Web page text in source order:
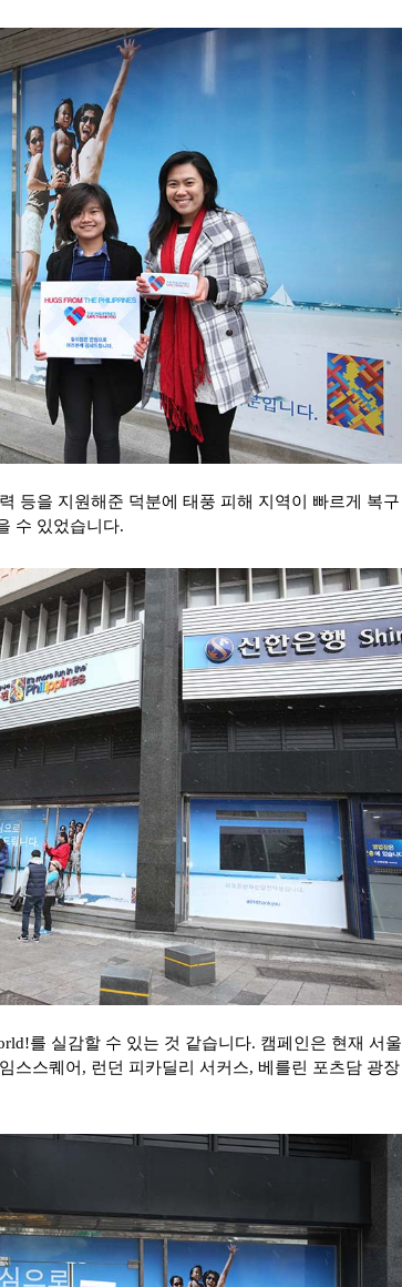
등을 지원해준 덕분에 태풍 피해 지역이 빠르게 복구
수 있었습니다.
를 실감할 수 있는 것 같습니다. 캠페인은 현재 서울
스스퀘어, 런던 피카딜리 서커스, 베를린 포츠담 광장